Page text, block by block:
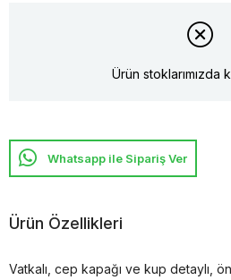
Ürün stoklarımızda
Whatsapp ile Sipariş Ver
Ürün Özellikleri
Vatkalı, cep kapağı ve kup detaylı,